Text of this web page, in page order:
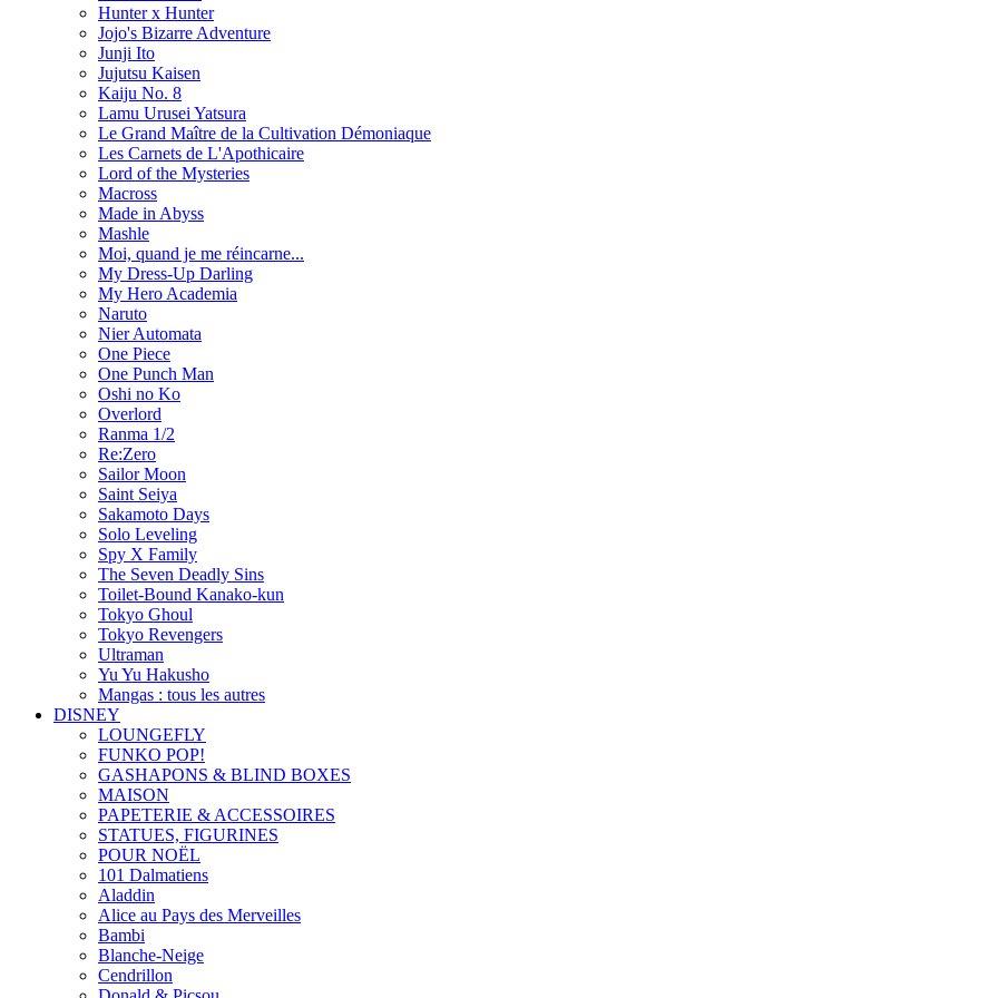
Hunter x Hunter
Jojo's Bizarre Adventure
Junji Ito
Jujutsu Kaisen
Kaiju No. 8
Lamu Urusei Yatsura
Le Grand Maître de la Cultivation Démoniaque
Les Carnets de L'Apothicaire
Lord of the Mysteries
Macross
Made in Abyss
Mashle
Moi, quand je me réincarne...
My Dress-Up Darling
My Hero Academia
Naruto
Nier Automata
One Piece
One Punch Man
Oshi no Ko
Overlord
Ranma 1/2
Re:Zero
Sailor Moon
Saint Seiya
Sakamoto Days
Solo Leveling
Spy X Family
The Seven Deadly Sins
Toilet-Bound Kanako-kun
Tokyo Ghoul
Tokyo Revengers
Ultraman
Yu Yu Hakusho
Mangas : tous les autres
DISNEY
LOUNGEFLY
FUNKO POP!
GASHAPONS & BLIND BOXES
MAISON
PAPETERIE & ACCESSOIRES
STATUES, FIGURINES
POUR NOËL
101 Dalmatiens
Aladdin
Alice au Pays des Merveilles
Bambi
Blanche-Neige
Cendrillon